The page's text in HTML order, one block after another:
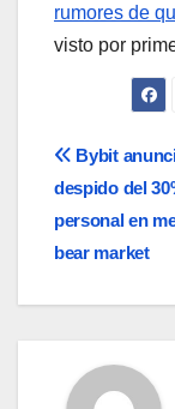
rumores de
visto por
de
Bybit
despido del
personal en
bear market